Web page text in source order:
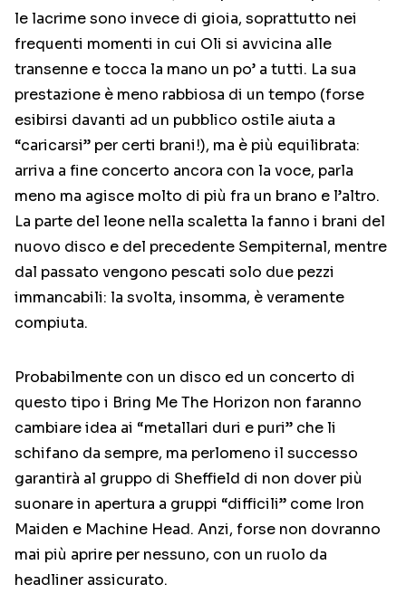
le lacrime sono invece di gioia, soprattutto nei
frequenti momenti in cui Oli si avvicina alle
transenne e tocca la mano un po’ a tutti. La sua
prestazione è meno rabbiosa di un tempo (forse
esibirsi davanti ad un pubblico ostile aiuta a
“caricarsi” per certi brani!), ma è più equilibrata:
arriva a fine concerto ancora con la voce, parla
meno ma agisce molto di più fra un brano e l’altro.
La parte del leone nella scaletta la fanno i brani del
nuovo disco e del precedente Sempiternal, mentre
dal passato vengono pescati solo due pezzi
immancabili: la svolta, insomma, è veramente
compiuta.
Probabilmente con un disco ed un concerto di
questo tipo i Bring Me The Horizon non faranno
cambiare idea ai “metallari duri e puri” che li
schifano da sempre, ma perlomeno il successo
garantirà al gruppo di Sheffield di non dover più
suonare in apertura a gruppi “difficili” come Iron
Maiden e Machine Head. Anzi, forse non dovranno
mai più aprire per nessuno, con un ruolo da
headliner assicurato.